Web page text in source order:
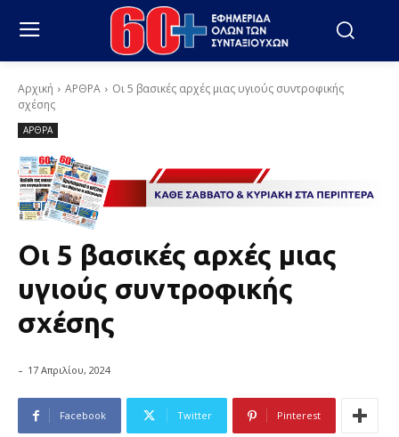
Αρχική ΑΡΘΡΑ
Οι 5 βασικές αρχές μιας υγιούς συντροφικής
σχέσης
ΑΡΘΡΑ
Οι 5 βασικές αρχές μιας
υγιούς συντροφικής
σχέσης
- 17 Απριλίου, 2024
Facebook Twitter Pinterest